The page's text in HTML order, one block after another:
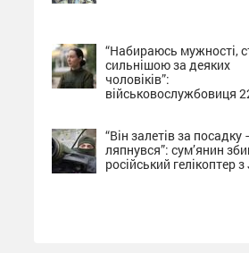
“Набираюсь мужності,
сильнішою за деяких
чоловіків”:
військовослужбовиця
“Він залетів за посадку
ляпнувся”: сум’янин
російський гелікоптер